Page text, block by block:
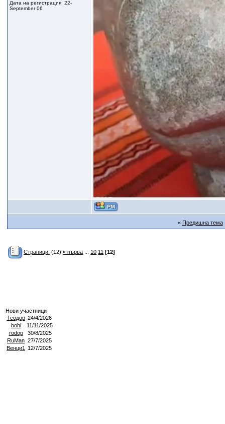
Дата на регистрация: 22-
September 06
« Предишна тема
Страници: (12)« първа 10 11 [12]
Нови участници
Теодор 24/4/2026
bohi
11/11/2025
rodop
30/8/2025
RuMan 27/7/2025
Венци1
12/7/2025